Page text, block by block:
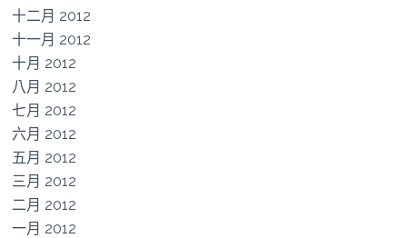
十二月 2012
十一月 2012
十月 2012
八月 2012
七月 2012
六月 2012
五月 2012
三月 2012
二月 2012
一月 2012